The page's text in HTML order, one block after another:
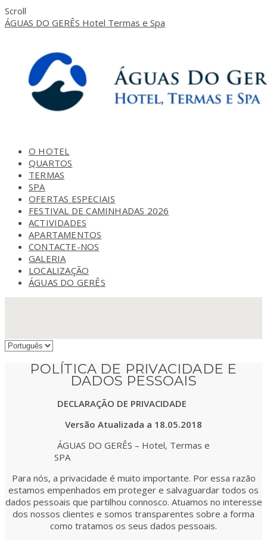
Scroll
ÁGUAS DO GERÊS Hotel Termas e Spa
O HOTEL
QUARTOS
TERMAS
SPA
OFERTAS ESPECIAIS
FESTIVAL DE CAMINHADAS 2026
ACTIVIDADES
APARTAMENTOS
CONTACTE-NOS
GALERIA
LOCALIZAÇÃO
ÁGUAS DO GERÊS
POLÍTICA DE PRIVACIDADE E
DADOS PESSOAIS
DECLARAÇÃO DE PRIVACIDADE
Versão Atualizada a 18.05.2018
ÁGUAS DO GERÊS – Hotel, Termas e
SPA
Para nós, a privacidade é muito importante. Por essa razão
estamos empenhados em proteger e salvaguardar todos os
dados pessoais que partilhou connosco. Atuamos no interesse
dos nossos clientes e somos transparentes sobre a forma
como tratamos os seus dados pessoais.